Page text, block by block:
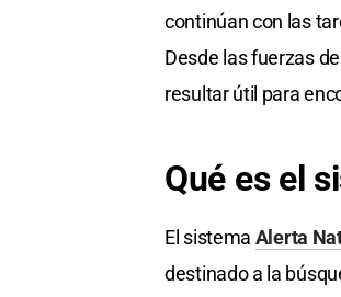
continúan con las
Desde las fuerzas
resultar útil para
Qué es el
El sistema Alerta
destinado a la